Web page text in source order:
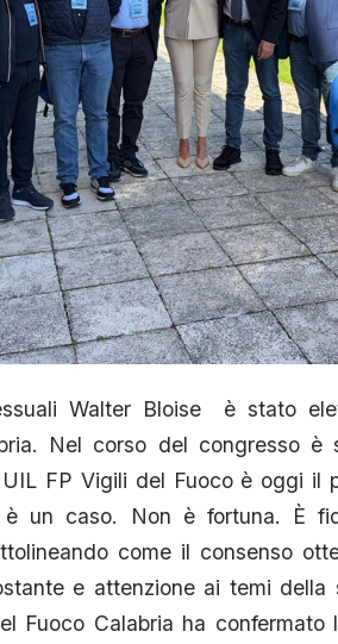
Walter Bloise è stato
Nel corso del congresso è
FP Vigili del Fuoco è oggi il
un caso. Non è fortuna. È
come il consenso
e attenzione ai temi
Fuoco Calabria ha confermato